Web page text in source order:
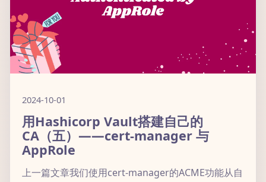
2024-10-01
用Hashicorp Vault搭建自己的
CA（五）——cert-manager 与
AppRole
上一篇文章我们使用cert-manager的ACME功能从自